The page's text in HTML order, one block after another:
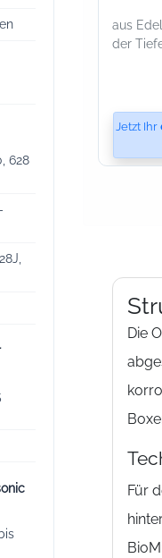
628
aus
der
Jetzt Ihr
Die
Für